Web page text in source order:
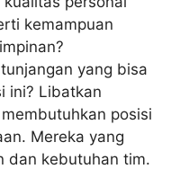
kemampuan
yang bisa
ini? Libatkan
posisi
Mereka yang
dan kebutuhan tim.